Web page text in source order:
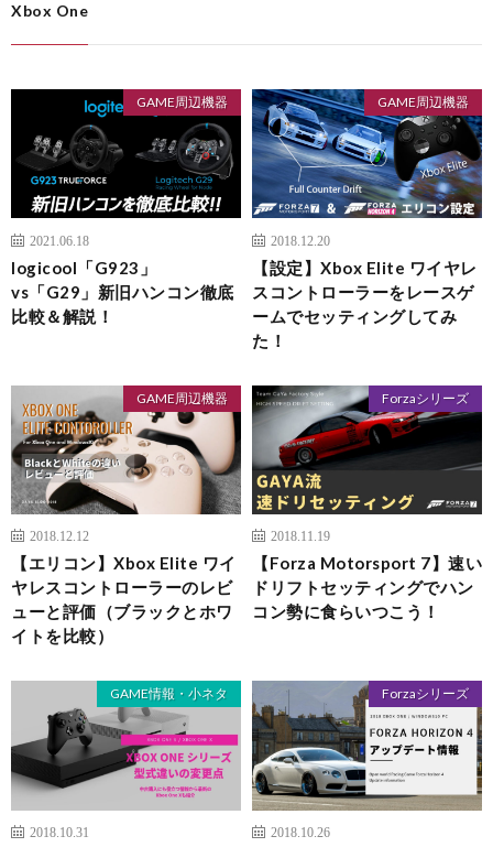
Xbox One
GAME周辺機器
2021.06.18
logicool「G923」
vs「G29」新旧ハンコン徹底
比較＆解説！
GAME周辺機器
2018.12.20
【設定】Xbox Elite ワイヤレ
スコントローラーをレースゲ
ームでセッティングしてみ
た！
GAME周辺機器
2018.12.12
【エリコン】Xbox Elite ワイ
ヤレスコントローラーのレビ
ューと評価（ブラックとホワ
イトを比較）
Forzaシリーズ
2018.11.19
【Forza Motorsport 7】速い
ドリフトセッティングでハン
コン勢に食らいつこう！
GAME情報・小ネタ
2018.10.31
Forzaシリーズ
2018.10.26